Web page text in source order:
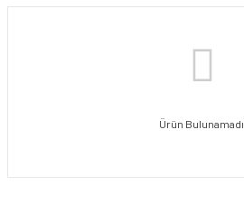
Ürün Bulunamadı.